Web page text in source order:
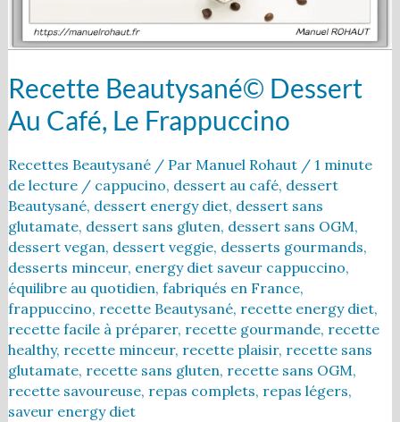
Recette Beautysané© Dessert
Au Café, Le Frappuccino
Recettes Beautysané/ Par Manuel Rohaut / 1 minute
de lecture/ cappucino, dessert au café, dessert
Beautysané, dessert energy diet, dessert sans
glutamate, dessert sans gluten, dessert sans OGM,
dessert vegan, dessert veggie, desserts gourmands,
desserts minceur, energy diet saveur cappuccino,
équilibre au quotidien, fabriqués en France,
frappuccino, recette Beautysané, recette energy diet,
recette facile à préparer, recette gourmande, recette
healthy, recette minceur, recette plaisir, recette sans
glutamate, recette sans gluten, recette sans OGM,
recette savoureuse, repas complets, repas légers,
saveur energy diet